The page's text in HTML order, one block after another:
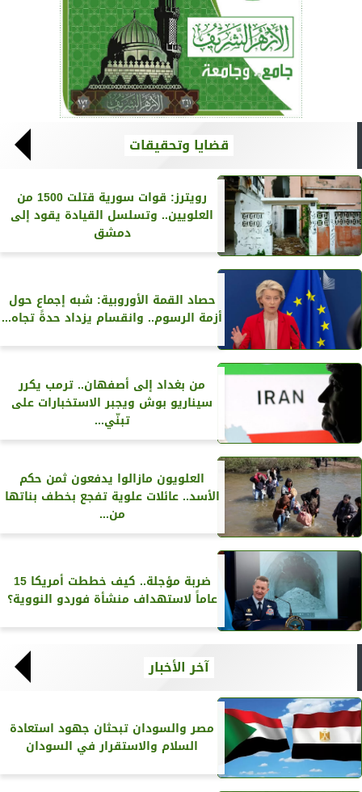
قضايا وتحقيقات
رويترز‏: قوات سورية قتلت 1500 من
العلويين.. وتسلسل القيادة يقود إلى
دمشق
حصاد القمة الأوروبية: شبه إجماع حول
أزمة الرسوم.. وانقسام يزداد حدةً تجاه...
من بغداد إلى أصفهان.. ترمب يكرر
سيناريو بوش ويجبر الاستخبارات على
تبنّي...
العلويون مازالوا يدفعون ثمن حكم
الأسد.. عائلات علوية تفجع بخطف بناتها
من...
ضربة مؤجلة.. كيف خططت أمريكا 15
عاماً لاستهداف منشأة فوردو النووية؟
آخر الأخبار
مصر والسودان تبحثان جهود استعادة
السلام والاستقرار في السودان